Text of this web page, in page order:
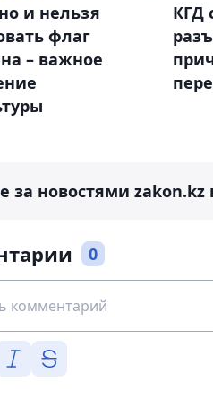
и нельзя
флаг
– важное
КГД
за новостями zakon.kz
0